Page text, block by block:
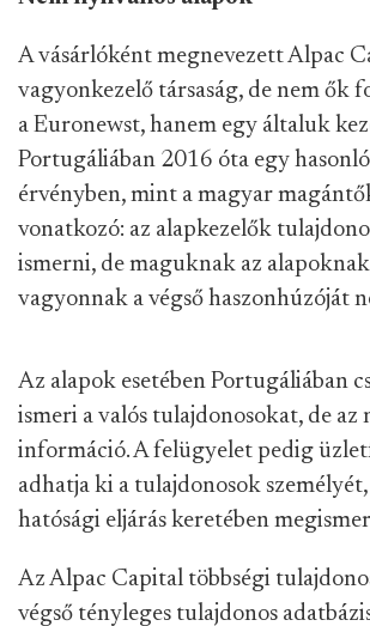
A vásárlóként megnevezett Alpac
vagyonkezelő társaság, de nem ők
a Euronewst, hanem egy általuk
Portugáliában 2016 óta egy hasonló
érvényben, mint a magyar
vonatkozó: az alapkezelők
ismerni, de maguknak az
vagyonnak a végső haszonhúzóját
Az alapok esetében Portugáliában
ismeri a valós tulajdonosokat, de az
információ. A felügyelet pedig
adhatja ki a tulajdonosok személyét,
hatósági eljárás keretében
Az Alpac Capital többségi
végső tényleges tulajdonos